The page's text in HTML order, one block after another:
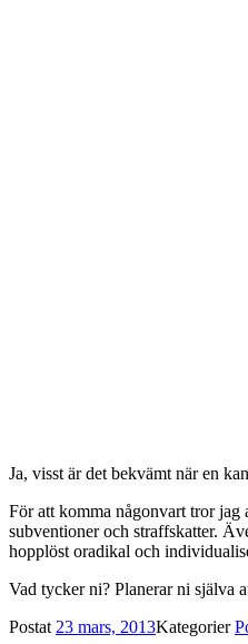
Ja, visst är det bekvämt när en
För att komma någonvart tror
subventioner och straffskatter.
hopplöst oradikal och
Vad tycker ni? Planerar ni själva
Postat 23 mars, 2013Kategorier